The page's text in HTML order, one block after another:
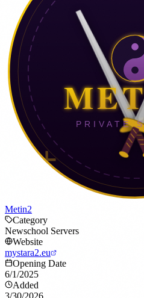
Metin2
Category
Newschool Servers
Website
mystara2.eu
Opening Date
6/1/2025
Added